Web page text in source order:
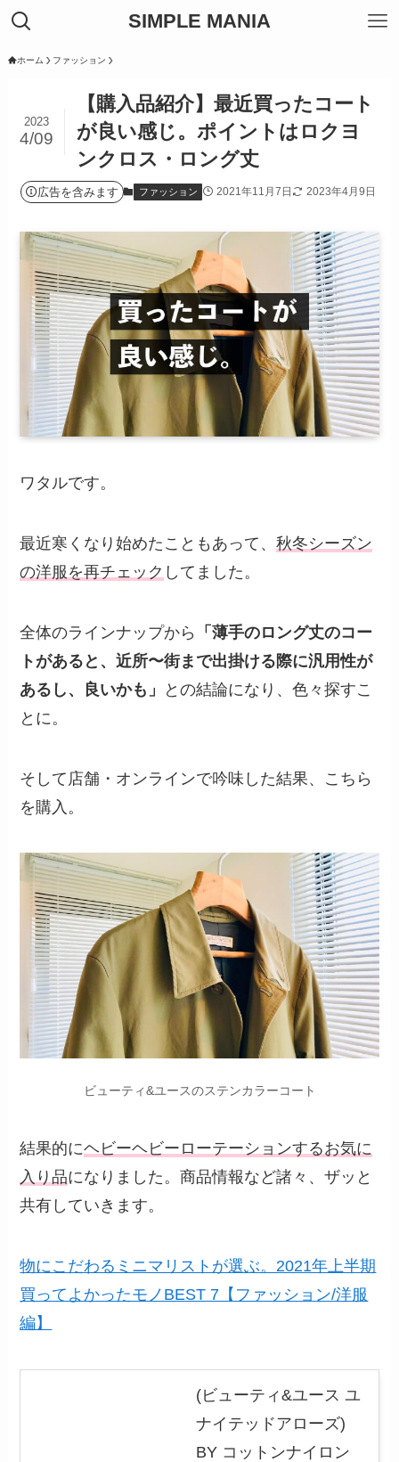
SIMPLE MANIA
ホーム ファッション
【購入品紹介】最近買ったコート
が良い感じ。ポイントはロクヨ
ンクロス・ロング丈
2023
4/09
広告を含みます ファッション 2021年11月7日 2023年4月9日
ワタルです。
最近寒くなり始めたこともあって、秋冬シーズン
の洋服を再チェック してました。
全体のラインナップから
「薄手のロング丈のコー
トがあると、近所〜街まで出掛ける際に汎用性が
あるし、良いかも」
との結論になり、色々探すこ
とに。
そして店舗・オンラインで吟味した結果、こちら
を購入。
ビューティ&ユースのステンカラーコート
結果的にヘビーヘビーローテーションするお気に
入り品になりました。商品情報など諸々、ザッと
共有していきます。
物にこだわるミニマリストが選ぶ。2021年上半期
買ってよかったモノBEST 7【ファッション/洋服
編】
(ビューティ&ユース ユ
ナイテッドアローズ)
BY コットンナイロン